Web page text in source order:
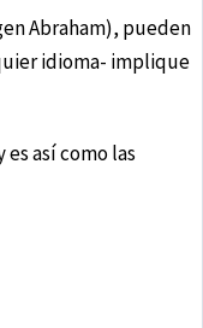
Abraham), pueden
idioma- implique
es así como las